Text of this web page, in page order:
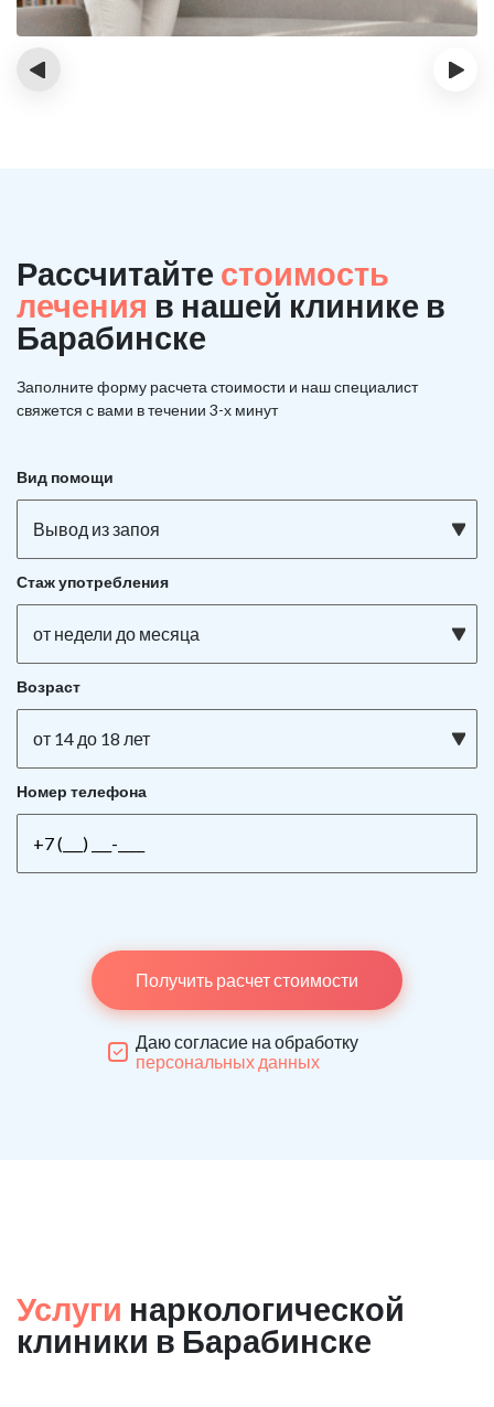
‹ ›
Рассчитайте стоимость
лечения в нашей клинике в
Барабинске
Заполните форму расчета стоимости и нашспециалист
свяжется с вами в течении 3-х минут
Вид помощи
Вывод из запоя
Стаж употребления
от недели до месяца
Возраст
от 14 до 18 лет
Номер телефона
Получить расчет стоимости
Даю согласие на обработку
персональных данных
Услуги наркологической
клиники в Барабинске